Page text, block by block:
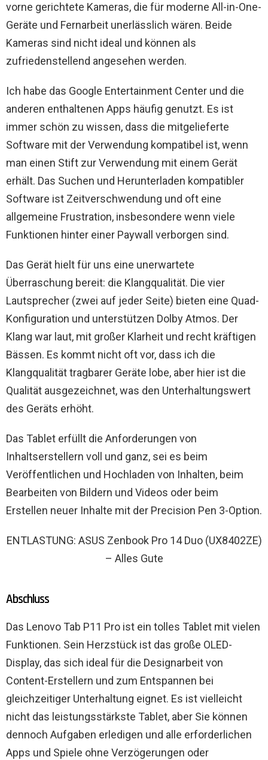
vorne gerichtete Kameras, die für moderne All-in-One-
Geräte und Fernarbeit unerlässlich wären. Beide
Kameras sind nicht ideal und können als
zufriedenstellend angesehen werden.
Ich habe das Google Entertainment Center und die
anderen enthaltenen Apps häufig genutzt. Es ist
immer schön zu wissen, dass die mitgelieferte
Software mit der Verwendung kompatibel ist, wenn
man einen Stift zur Verwendung mit einem Gerät
erhält. Das Suchen und Herunterladen kompatibler
Software ist Zeitverschwendung und oft eine
allgemeine Frustration, insbesondere wenn viele
Funktionen hinter einer Paywall verborgen sind.
Das Gerät hielt für uns eine unerwartete
Überraschung bereit: die Klangqualität. Die vier
Lautsprecher (zwei auf jeder Seite) bieten eine Quad-
Konfiguration und unterstützen Dolby Atmos. Der
Klang war laut, mit großer Klarheit und recht kräftigen
Bässen. Es kommt nicht oft vor, dass ich die
Klangqualität tragbarer Geräte lobe, aber hier ist die
Qualität ausgezeichnet, was den Unterhaltungswert
des Geräts erhöht.
Das Tablet erfüllt die Anforderungen von
Inhaltserstellern voll und ganz, sei es beim
Veröffentlichen und Hochladen von Inhalten, beim
Bearbeiten von Bildern und Videos oder beim
Erstellen neuer Inhalte mit der Precision Pen 3-Option.
ENTLASTUNG: ASUS Zenbook Pro 14 Duo (UX8402ZE)
– Alles Gute
Abschluss
Das Lenovo Tab P11 Pro ist ein tolles Tablet mit vielen
Funktionen. Sein Herzstück ist das große OLED-
Display, das sich ideal für die Designarbeit von
Content-Erstellern und zum Entspannen bei
gleichzeitiger Unterhaltung eignet. Es ist vielleicht
nicht das leistungsstärkste Tablet, aber Sie können
dennoch Aufgaben erledigen und alle erforderlichen
Apps und Spiele ohne Verzögerungen oder